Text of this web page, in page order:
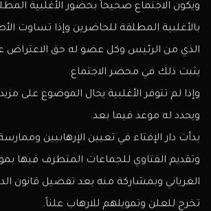
ويكون الاجتماع صحيحاً بحضور الأغلبية
بالأغلبية المطلقة للحاضرين وإذا تساوت
الذي من الرئيس وكل عضو له حق الاعتراض
يثبت ذلك في محضر الاجتماع.
وإذا لم تتوفر الأغلبية يحال الموضوع على
ويحدد له موعد فيما بعد.
بدأت دار الإفتاء في تعيين الإرهابيين
وتقديم الفتاوي للجماعات المتطرف فيها
الغرياني وبمشاركة منه بعد تفصيل قانون
تخرج للعلن وتمويلهم للارهاب علناً.